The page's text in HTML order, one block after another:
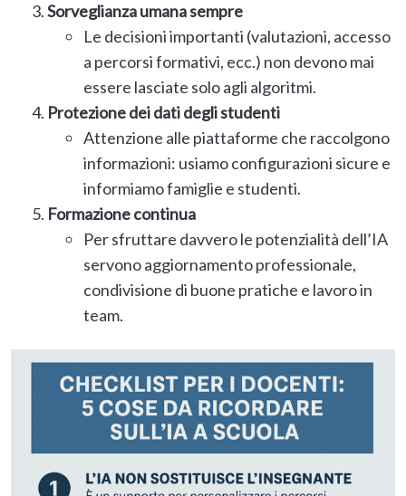
Sorveglianza umana sempre
Le decisioni importanti (valutazioni, accesso
a percorsi formativi, ecc.) non devono mai
essere lasciate solo agli algoritmi.
Protezione dei dati degli studenti
Attenzione alle piattaforme che raccolgono
informazioni: usiamo configurazioni sicure e
informiamo famiglie e studenti.
Formazione continua
Per sfruttare davvero le potenzialità dell’IA
servono aggiornamento professionale,
condivisione di buone pratiche e lavoro in
team.